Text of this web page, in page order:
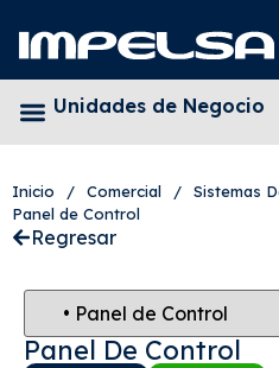
Unidades de Negocio
Inicio / Comercial / Sistemas
Panel de Control
Regresar
Panel De Control